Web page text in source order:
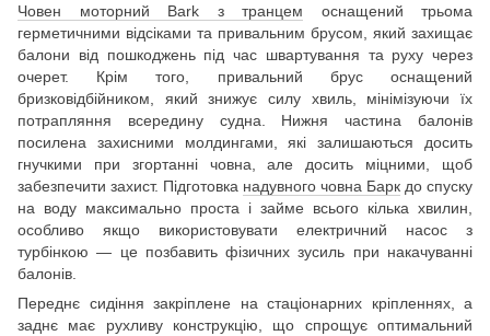
Човен моторний Bark з транцем оснащений трьома
герметичними відсіками та привальним брусом, який захищає
балони від пошкоджень під час швартування та руху через
очерет. Крім того, привальний брус оснащений
бризковідбійником, який знижує силу хвиль, мінімізуючи їх
потрапляння всередину судна. Нижня частина балонів
посилена захисними молдингами, які залишаються досить
гнучкими при згортанні човна, але досить міцними, щоб
забезпечити захист. Підготовка надувного човна Барк до спуску
на воду максимально проста і займе всього кілька хвилин,
особливо якщо використовувати електричний насос з
турбінкою — це позбавить фізичних зусиль при накачуванні
балонів.
Переднє сидіння закріплене на стаціонарних кріпленнях, а
заднє має рухливу конструкцію, що спрощує оптимальний